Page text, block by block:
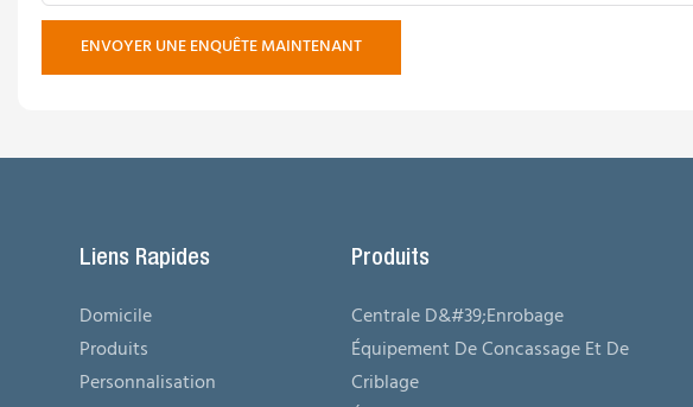
ENVOYER UNE ENQUÊTE MAINTENANT
Liens Rapides
Domicile
Produits
Personnalisation
Produits
Centrale D&#39;enrobage
Équipement De Concassage Et De
Criblage